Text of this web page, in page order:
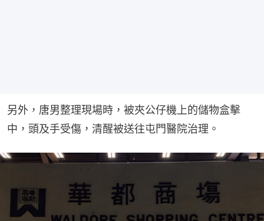
另外，唐男整理現場時，被夾公仔機上的儲物盒擊
中，頭及手受傷，清醒被送往屯門醫院治理。